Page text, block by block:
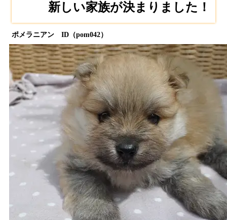
新しい家族が決まりました！
ポメラニアン ID（pom042）